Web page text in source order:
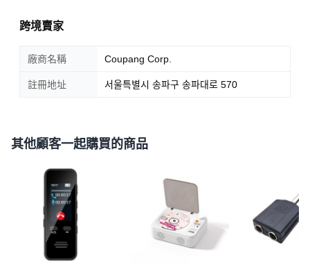
跨境賣家
廠商名稱 Coupang Corp.
註冊地址 서울특별시 송파구 송파대로 570
其他顧客一起購買的商品